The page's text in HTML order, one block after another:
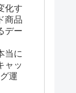
化す
商品
デー
当に
ャッ
運